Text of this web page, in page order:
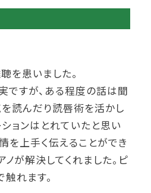
を患いました。
ですが、ある程度の話は聞
を読んだり読唇術を活かし
ョンはとれていたと思い
を上手く伝えることができ
ノが解決してくれました。ピ
れます。